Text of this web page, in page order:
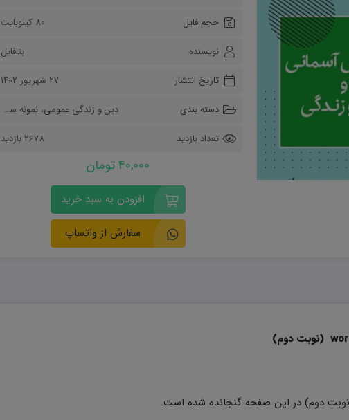
دفاعی دهم
هویت اجتماعی
حجم فایل
80 کیلوبایت
نویسنده
بتافایل
تاریخ انتشار
۲۷ شهریور ۱۴۰۲
دسته بندی
دین و زندگی عمومی،نمونه سوالات
تعداد بازدید
2678 بازدید
40,000 تومان
افزودن به سبد خرید
سفارش از واتساپ
دوم) در این صفحه گنجانده شده است.